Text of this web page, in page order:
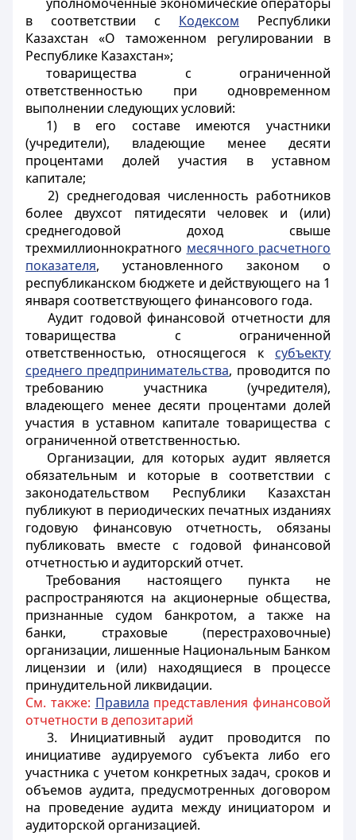
в соответствии с Кодексом Республики
Казахстан «О таможенном регулировании в
Республике Казахстан»;
товарищества с ограниченной
ответственностью при одновременном
выполнении следующих условий:
1) в его составе имеются участники
(учредители), владеющие менее десяти
процентами долей участия в уставном
капитале;
2) среднегодовая численность работников
более двухсот пятидесяти человек и (или)
среднегодовой доход свыше
трехмиллионнократного месячного расчетного
показателя, установленного законом о
республиканском бюджете и действующего на 1
января соответствующего финансового года.
Аудит годовой финансовой отчетности для
товарищества с ограниченной
ответственностью, относящегося к субъекту
среднего предпринимательства, проводится по
требованию участника (учредителя),
владеющего менее десяти процентами долей
участия в уставном капитале товарищества с
ограниченной ответственностью.
Организации, для которых аудит является
обязательным и которые в соответствии с
законодательством Республики Казахстан
публикуют в периодических печатных изданиях
годовую финансовую отчетность, обязаны
публиковать вместе с годовой финансовой
отчетностью и аудиторский отчет.
Требования настоящего пункта не
распространяются на акционерные общества,
признанные судом банкротом, а также на
банки, страховые (перестраховочные)
организации, лишенные Национальным Банком
лицензии и (или) находящиеся в процессе
принудительной ликвидации.
См. также: Правила представления финансовой
отчетности в депозитарий
3. Инициативный аудит проводится по
инициативе аудируемого субъекта либо его
участника с учетом конкретных задач, сроков и
объемов аудита, предусмотренных договором
на проведение аудита между инициатором и
аудиторской организацией.